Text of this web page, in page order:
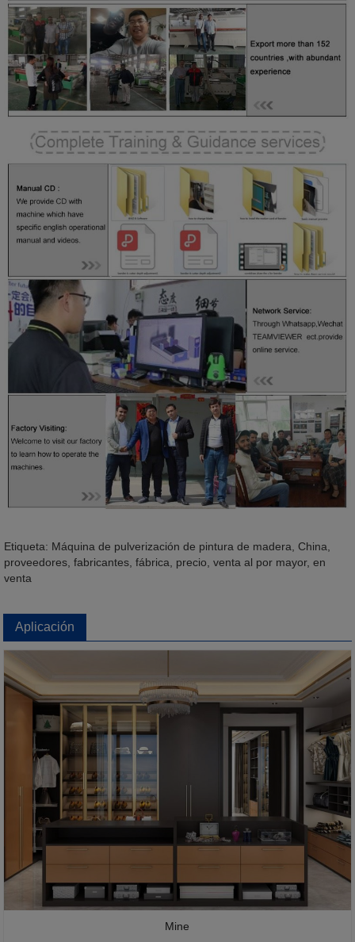
Etiqueta: Máquina de pulverización de pintura de madera, China,
proveedores, fabricantes, fábrica, precio, venta al por mayor, en
venta
Aplicación
Mine